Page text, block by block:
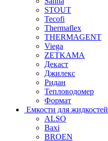
STOUT
Tecofi
Thermaflex
THERMAGENT
Viega
ZETKAMA
Декаст
Джилекс
Ридан
Тепловодомер
Формат
Емкости для жидкостей
ALSO
Baxi
BROEN